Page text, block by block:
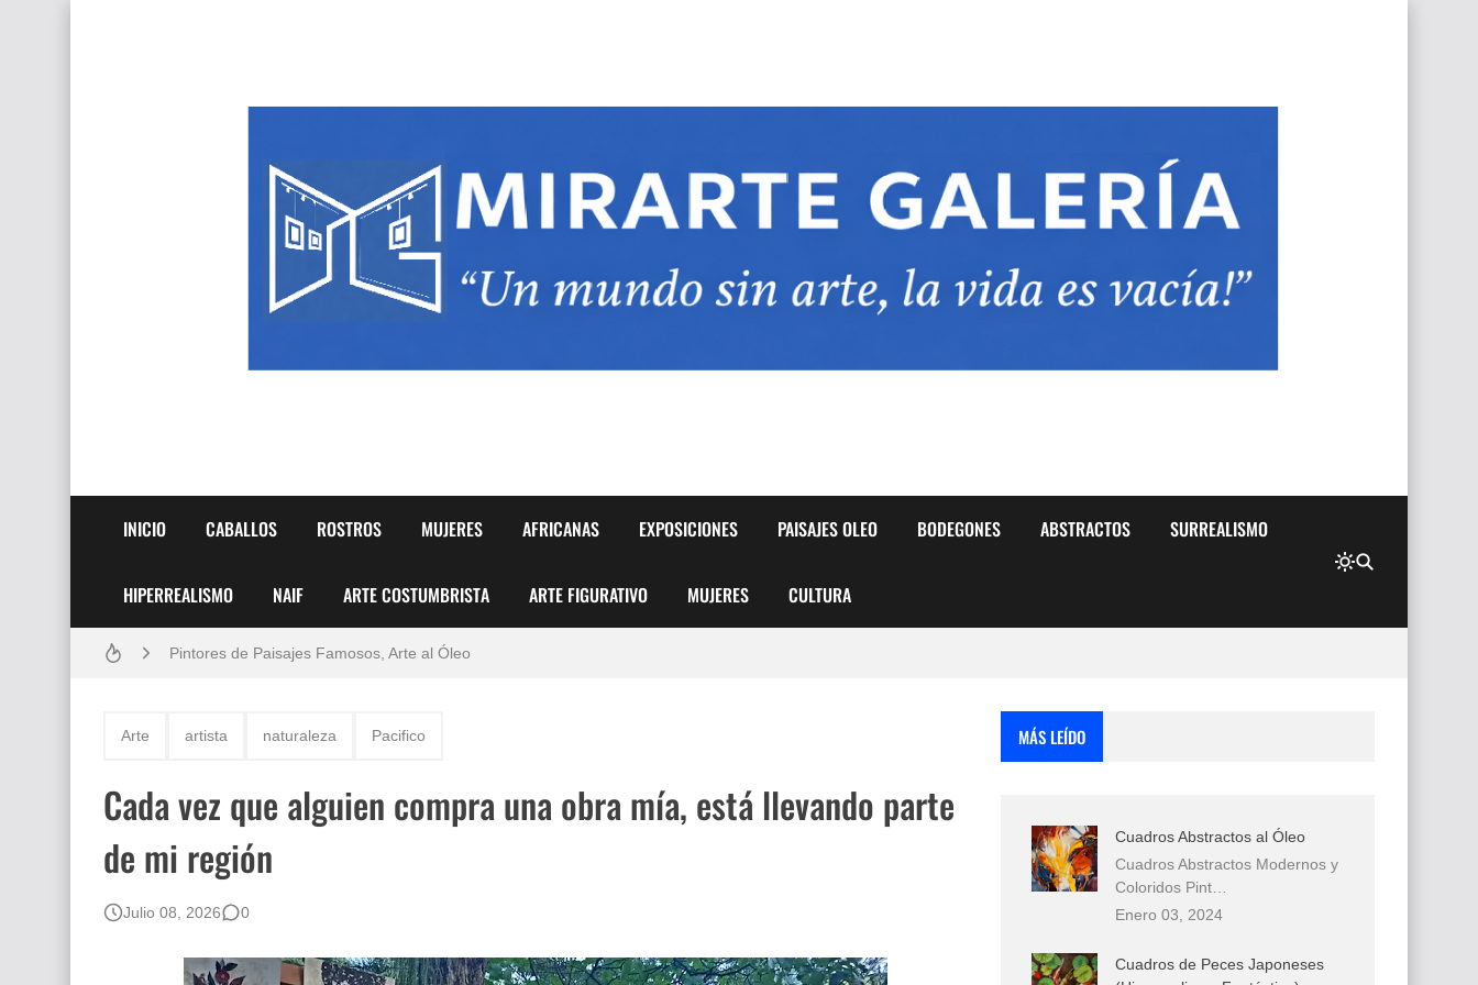
INICIO CABALLOS ROSTROS MUJERES AFRICANAS EXPOSICIONES PAISAJES OLEO BODEGONES ABSTRACTOS SURREALISMO
HIPERREALISMO NAIF ARTE COSTUMBRISTA ARTE FIGURATIVO MUJERES CULTURA
Frutas y Flores Para Colorear Imágenes
Pintores de Paisajes Famosos, Arte al Óleo
Convocatoria exposición itinerante "SEMILLAS DE ARMONÍA 2025"
San Valentín Dibujos a Lápiz del 14 de Febrero
Rostros Bellos, La Perfección del Dibujo A Lápiz, Biryulina Vita
Fotos Artísticas de las Actrices de Hollywood Más Bellas del Mundo
Arte artista naturaleza Pacifico
Cada vez que alguien compra una obra mía, está llevando parte
de mi región
Julio 08, 2026 0
MÁS LEÍDO
Cuadros Abstractos al Óleo
Cuadros Abstractos Modernos y
Coloridos Pint…
Enero 03, 2024
Cuadros de Peces Japoneses